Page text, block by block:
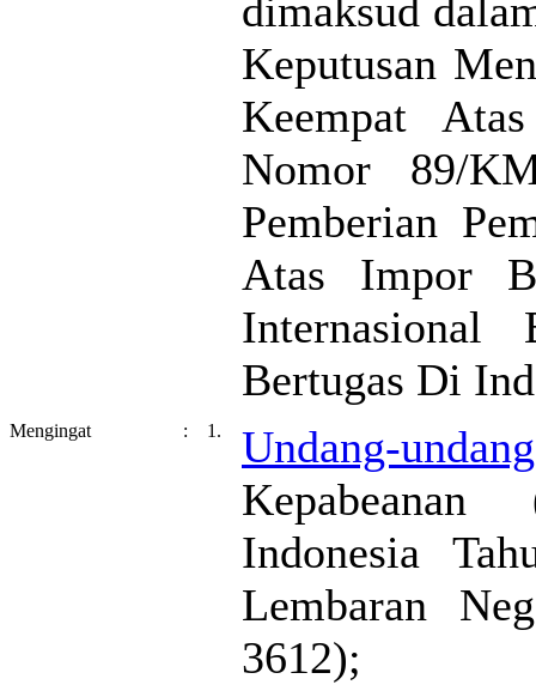
dimaksud
Keputusan
Keempat
Nomor 89/
Pemberian
Atas Impor
Internasional
Bertugas Di
Mengingat : 1.
Undang-
Indonesia
Lembaran
3612);